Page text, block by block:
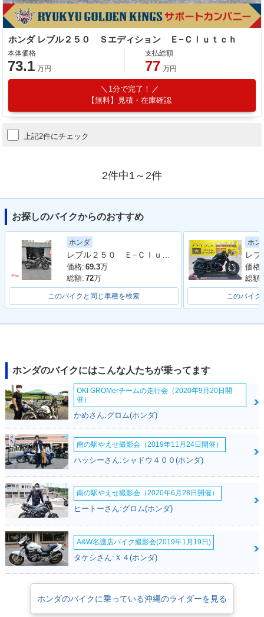
ホンダ レブル２５０ Ｓエディション Ｅ−Ｃｌｕｔｃｈ
本体価格
73.1 万円
支払総額
77 万円
1分で完了！
【無料】見積・在庫確認
上記2件にチェック
2件中1～2件
お探しのバイクからのおすすめ
ホンダ
価格: 69.3万
総額: 72万
このバイクと同じ車種を検索
ホン
価格:
総額:
このバイ
ホンダのバイクにはこんな人たちが乗ってます
OKI GROMerチームの走行会（2020年9月20日開
催）
かめさん:グロム(ホンダ)
南の駅やえせ撮影会（2019年11月24日開催）
ハッシーさん:シャドウ４００(ホンダ)
南の駅やえせ撮影会（2020年6月28日開催）
ヒートーさん:グロム(ホンダ)
A&W名護店バイク撮影会(2019年1月19日)
タケシさん:Ｘ４(ホンダ)
ホンダのバイクに乗っている沖縄のライダーを見る